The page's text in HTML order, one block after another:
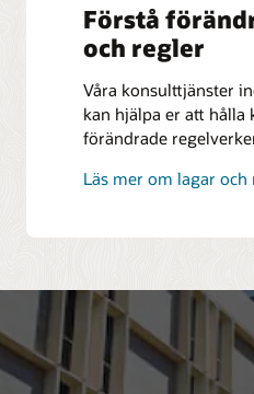
Förstå
och regler
Våra konsulttjänster
kan hjälpa er att hålla
förändrade
Läs mer om lagar och